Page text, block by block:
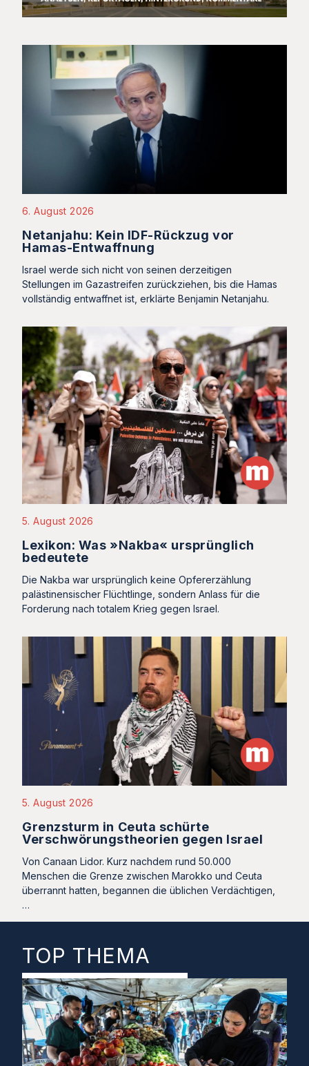
6. August 2026
Netanjahu: Kein IDF-Rückzug vor
Hamas-Entwaffnung
Israel werde sich nicht von seinen derzeitigen
Stellungen im Gazastreifen zurückziehen, bis die Hamas
vollständig entwaffnet ist, erklärte Benjamin Netanjahu.
5. August 2026
Lexikon: Was »Nakba« ursprünglich
bedeutete
Die Nakba war ursprünglich keine Opfererzählung
palästinensischer Flüchtlinge, sondern Anlass für die
Forderung nach totalem Krieg gegen Israel.
5. August 2026
Grenzsturm in Ceuta schürte
Verschwörungstheorien gegen Israel
Von Canaan Lidor. Kurz nachdem rund 50.000
Menschen die Grenze zwischen Marokko und Ceuta
überrannt hatten, begannen die üblichen Verdächtigen,
…
TOP THEMA